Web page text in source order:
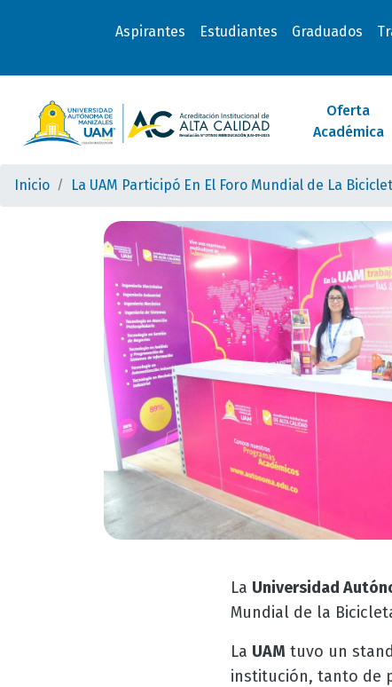
Aspirantes Estudiantes Graduados
Oferta
Académica
Inicio La UAM Participó En El Foro Mundial de La
La Universidad
Mundial de la
La UAM tuvo un
institución, tanto de